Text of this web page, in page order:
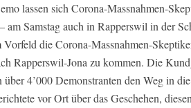
lassen sich Corona-Massnahmen-
am Samstag auch in Rapperswil in der
die Corona-Massnahmen-
Rapperswil-Jona zu kommen. Die
4’000 Demonstranten den Weg in
vor Ort über das Geschehen,